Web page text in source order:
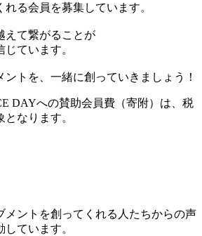
る会員を募集しています。
えて繋がることが
ています。
トを、一緒に創っていきましょう！
DAYへの賛助会員費（寄附）は、税
なります。
メントを創ってくれる人たちからの声
ています。